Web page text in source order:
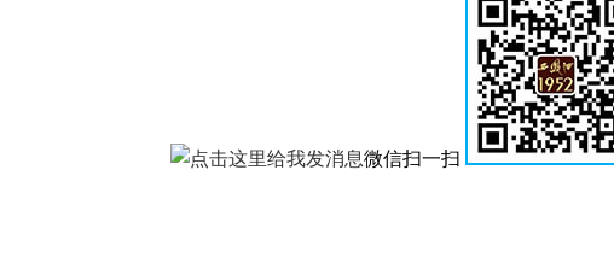
微信扫一扫